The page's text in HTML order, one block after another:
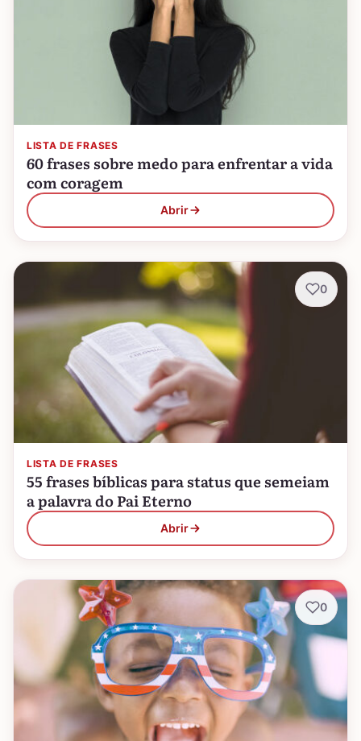
LISTA DE FRASES
60 frases sobre medo para enfrentar a vida
com coragem
Abrir
LISTA DE FRASES
55 frases bíblicas para status que semeiam
a palavra do Pai Eterno
Abrir
0
0